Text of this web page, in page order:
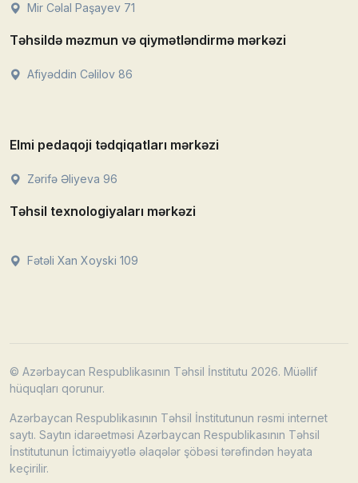
Mir Cəlal Paşayev 71
Təhsildə məzmun və qiymətləndirmə mərkəzi
Afiyəddin Cəlilov 86
Elmi pedaqoji tədqiqatları mərkəzi
Zərifə Əliyeva 96
Təhsil texnologiyaları mərkəzi
Fətəli Xan Xoyski 109
© Azərbaycan Respublikasının Təhsil İnstitutu 2026. Müəllif
hüquqları qorunur.
Azərbaycan Respublikasının Təhsil İnstitutunun rəsmi internet
saytı. Saytın idarəetməsi Azərbaycan Respublikasının Təhsil
İnstitutunun İctimaiyyətlə əlaqələr şöbəsi tərəfindən həyata
keçirilir.